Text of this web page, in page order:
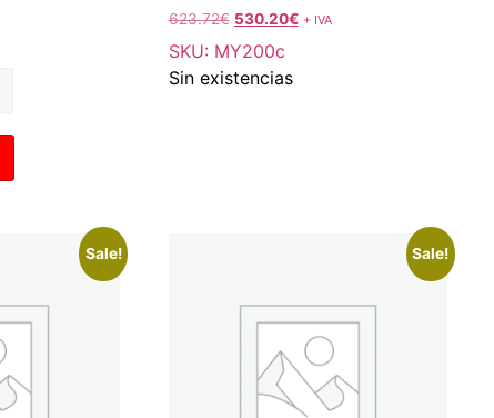
623.72€ 530.20€ + IVA
SKU: MY200c
Sin existencias
Sale! Sale!